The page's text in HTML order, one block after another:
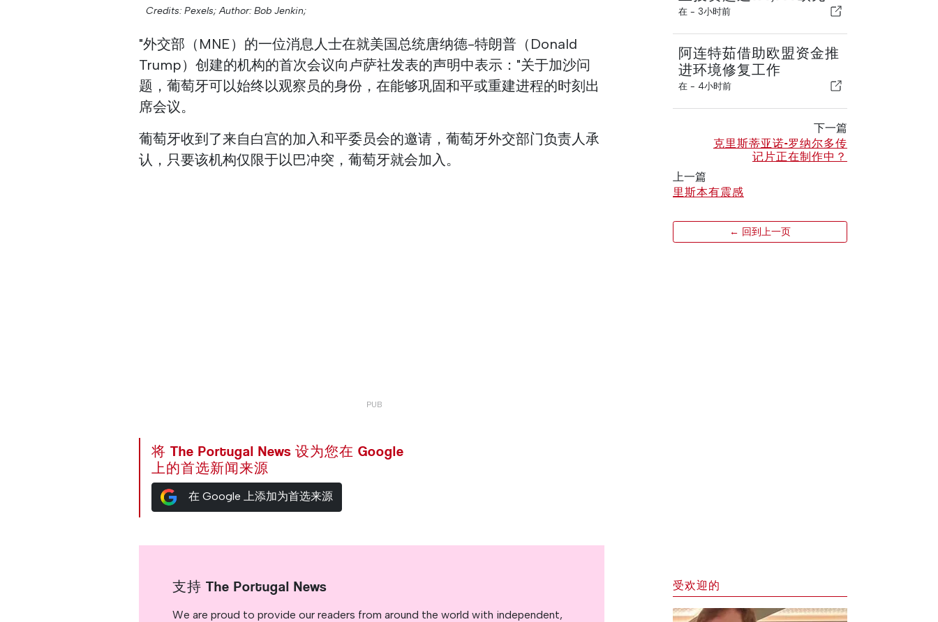
Credits: Pexels; Author: Bob Jenkin;
"外交部（MNE）的一位消息人士在就美国总统唐纳德-特朗普（Donald
Trump）创建的机构的首次会议向卢萨社发表的声明中表示："关于加沙问
题，葡萄牙可以始终以观察员的身份，在能够巩固和平或重建进程的时刻出
席会议。
葡萄牙收到了来自白宫的加入和平委员会的邀请，葡萄牙外交部门负责人承
认，只要该机构仅限于以巴冲突，葡萄牙就会加入。
将 The Portugal News 设为您在 Google
上的首选新闻来源
在 Google 上添加为首选来源
在 - 3小时前
阿连特茹借助欧盟资金推
进环境修复工作
在 - 4小时前
下一篇
克里斯蒂亚诺-罗纳尔多传
记片正在制作中？
上一篇
里斯本有震感
← 回到上一页
支持 The Portugal News
We are proud to provide our readers from around the world with independent,
受欢迎的